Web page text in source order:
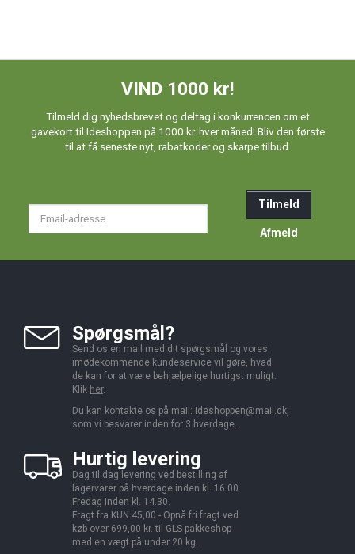
VIND 1000 kr!
Tilmeld dig nyhedsbrevet og deltag i konkurrencen om et
gavekort til Ideshoppen på 1000 kr. hver måned! Bliv den første
til at få seneste nyt, rabatkoder og skarpe tilbud.
Tilmeld
Afmeld
Spørgsmål?
Send os en mail med dit spørgsmål og vores
imødekommende kundeservice vil gøre, hvad
de kan for at være behjælpelige hurtigst muligt.
Klik her.
Du kan kontakte os på mail: ideshoppen@mail.dk,
som vi besvarer inden for 3 hverdage.
Hurtig levering
Dag til dag levering ved bestilling af
lagervarer på hverdage inden kl. 16.00.
Fredag inden kl. 14.30.
Fragt fra KUN 45,00 - Opnå fri fragt ved
køb over 699,00 kr. til GLS pakkeshop
med en vægt på under 20 kg.